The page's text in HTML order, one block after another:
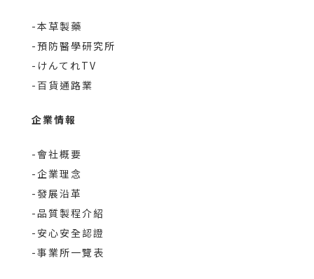
-本草製藥
-預防醫學研究所
-けんてれTV
-百貨通路業
企業情報
-會社概要
-企業理念
-發展沿革
-品質製程介紹
-安心安全認證
-事業所一覽表